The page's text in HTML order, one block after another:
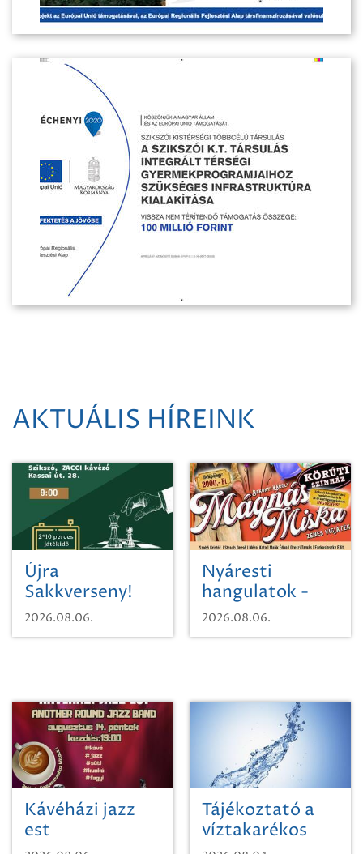
AKTUÁLIS HÍREINK
Újra
Sakkverseny!
2026.08.06.
Nyáresti
hangulatok -
Mágnás Miska
2026.08.06.
Kávéházi jazz
est
Tájékoztató a
víztakarékos